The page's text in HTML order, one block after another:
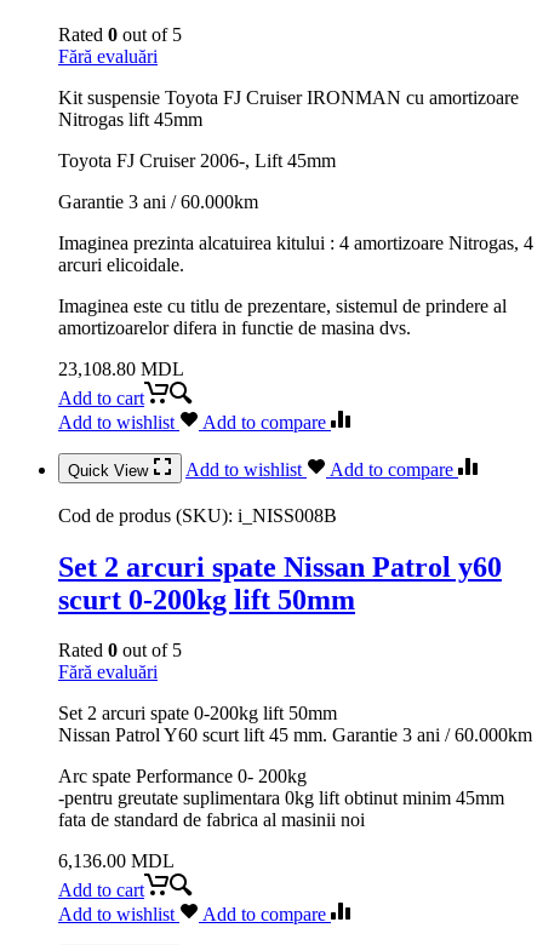
Rated 0 out of 5
Fără evaluări
Kit suspensie Toyota FJ Cruiser IRONMAN cu amortizoare
Nitrogas lift 45mm
Toyota FJ Cruiser 2006-, Lift 45mm
Garantie 3 ani / 60.000km
Imaginea prezinta alcatuirea kitului : 4 amortizoare Nitrogas, 4
arcuri elicoidale.
Imaginea este cu titlu de prezentare, sistemul de prindere al
amortizoarelor difera in functie de masina dvs.
23,108.80 MDL
Add to cart
Add to wishlist
Add to compare
Quick View Add to wishlist Add to compare
Cod de produs (SKU): i_NISS008B
Set 2 arcuri spate Nissan Patrol y60
scurt 0-200kg lift 50mm
Rated 0 out of 5
Fără evaluări
Set 2 arcuri spate 0-200kg lift 50mm
Nissan Patrol Y60 scurt lift 45 mm. Garantie 3 ani / 60.000km
Arc spate Performance 0- 200kg
-pentru greutate suplimentara 0kg lift obtinut minim 45mm
fata de standard de fabrica al masinii noi
6,136.00 MDL
Add to cart
Add to wishlist
Add to compare